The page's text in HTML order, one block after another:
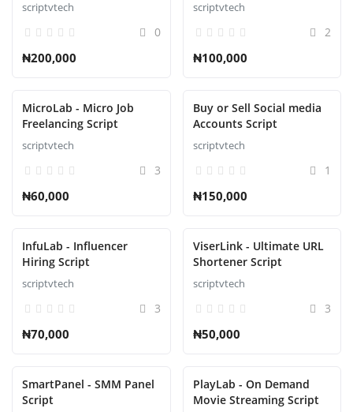
scriptvtech
0
₦200,000
scriptvtech
2
₦100,000
MicroLab - Micro Job
Freelancing Script
scriptvtech
3
₦60,000
Buy or Sell Social media
Accounts Script
scriptvtech
1
₦150,000
InfuLab - Influencer
Hiring Script
scriptvtech
3
₦70,000
ViserLink - Ultimate URL
Shortener Script
scriptvtech
3
₦50,000
SmartPanel - SMM Panel
Script
PlayLab - On Demand
Movie Streaming Script